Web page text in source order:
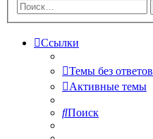
Ссылки
Темы без ответов
Активные темы
Поиск